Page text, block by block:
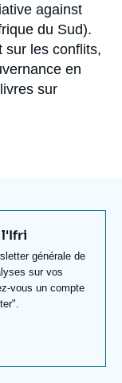
against
du Sud).
sur les conflits,
en
sur
Po et a
étrangères
continent
au Kenya
l'Ifri
générale de
sur vos
vous un compte